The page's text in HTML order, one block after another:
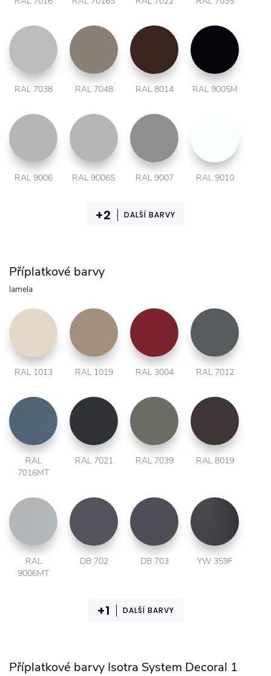
RAL 7038 RAL 7048 RAL 8014 RAL 9005M
RAL 9006 RAL 9006S RAL 9007 RAL 9010
DALŠÍ BARVY
Příplatkové barvy
lamela
RAL 1013 RAL 1019 RAL 3004 RAL 7012
RAL
7016MT
RAL 7021 RAL 7039 RAL 8019
RAL
9006MT
DB 702 DB 703 YW 359F
DALŠÍ BARVY
Příplatkové barvy Isotra System Decoral 1